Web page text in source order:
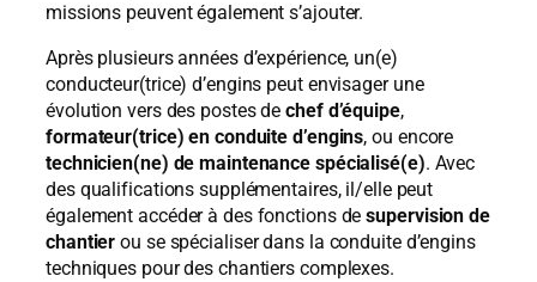
missions peuvent également s’ajouter.
Après plusieurs années d’expérience, un(e)
conducteur(trice) d’engins peut envisager une
évolution vers des postes dechef d’équipe,
formateur(trice) en conduite d’engins, ou encore
technicien(ne) de maintenance spécialisé(e). Avec
des qualifications supplémentaires, il/elle peut
également accéder à des fonctions desupervision de
chantier ou se spécialiser dans la conduite d’engins
techniques pour des chantiers complexes.